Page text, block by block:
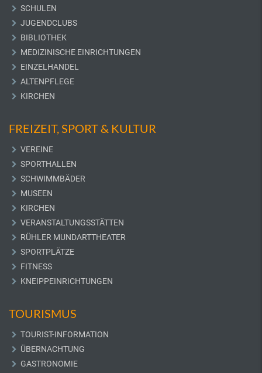
SCHULEN
JUGENDCLUBS
BIBLIOTHEK
MEDIZINISCHE EINRICHTUNGEN
EINZELHANDEL
ALTENPFLEGE
KIRCHEN
FREIZEIT, SPORT & KULTUR
VEREINE
SPORTHALLEN
SCHWIMMBÄDER
MUSEEN
KIRCHEN
VERANSTALTUNGSSTÄTTEN
RÜHLER MUNDARTTHEATER
SPORTPLÄTZE
FITNESS
KNEIPPEINRICHTUNGEN
TOURISMUS
TOURIST-INFORMATION
ÜBERNACHTUNG
GASTRONOMIE